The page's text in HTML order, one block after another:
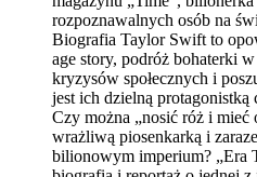
rozpoznawalnych osób na
Biografia Taylor Swift to
age story, podróż bohaterki
kryzysów społecznych i
jest ich dzielną protagonistką
Czy można „nosić róż i mieć
wrażliwą piosenkarką i
bilionowym imperium? „Era